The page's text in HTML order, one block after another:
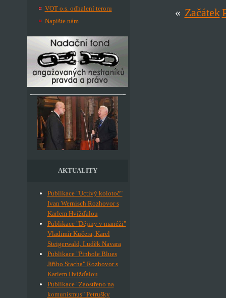
VOT o.s. odhalení teroru
Napište nám
AKTUALITY
Publikace "Uctivý kolotoč"
Ivan Wernisch Rozhovor s
Karlem Hvížďalou
Publikace "Dějiny v manéži"
Vladimír Kučera, Karel
Steigerwald, Luděk Navara
Publikace "Pinhole Blues
Jiřího Stacha" Rozhovor s
Karlem Hvížďalou
Publikace "Zaostřeno na
komunismus" Petrušky
« Začátek